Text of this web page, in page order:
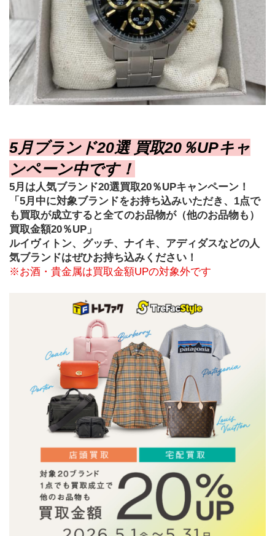
5月ブランド20選 買取20％UPキャ
ンペーン中です！
5月は人気ブランド20選買取20％UPキャンペーン！
「5月中に対象ブランドをお持ち込みいただき、1点で
も買取が成立すると全てのお品物が（他のお品物も）
買取金額20％UP」
ルイヴィトン、グッチ、ナイキ、アディダスなどの人
気ブランドはぜひお持ち込みください！
※お酒・貴金属は買取金額UPの対象外です